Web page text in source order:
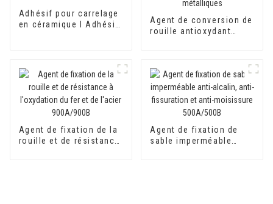
Adhésif pour carrelage
en céramique I Adhésif
Agent de conversion de
rouille antioxydant
Agent de fixation de la
rouille et de résistance
Agent de fixation de
sable imperméable